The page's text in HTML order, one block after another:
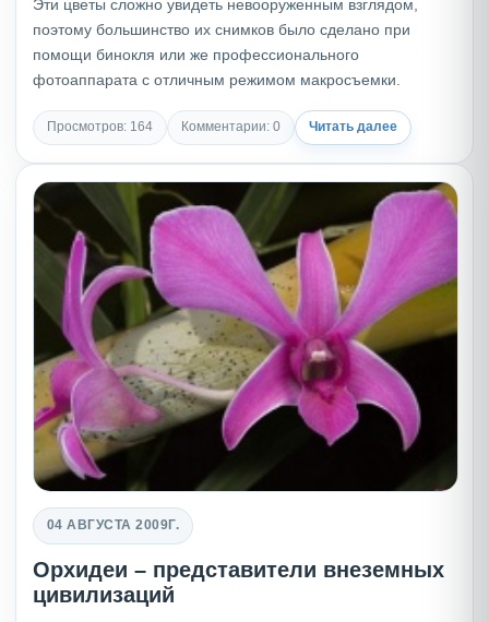
Эти цветы сложно увидеть невооруженным взглядом,
поэтому большинство их снимков было сделано при
помощи бинокля или же профессионального
фотоаппарата с отличным режимом макросъемки.
Просмотров: 164 Комментарии: 0 Читать далее
04 АВГУСТА 2009Г.
Орхидеи – представители внеземных
цивилизаций